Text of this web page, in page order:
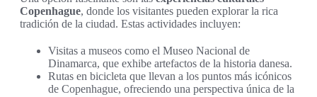
Copenhague, donde los visitantes pueden explorar la rica
tradición de la ciudad. Estas actividades incluyen:
Visitas a museos como el Museo Nacional de
Dinamarca, que exhibe artefactos de la historia danesa.
Rutas en bicicleta que llevan a los puntos más icónicos
de Copenhague, ofreciendo una perspectiva única de la